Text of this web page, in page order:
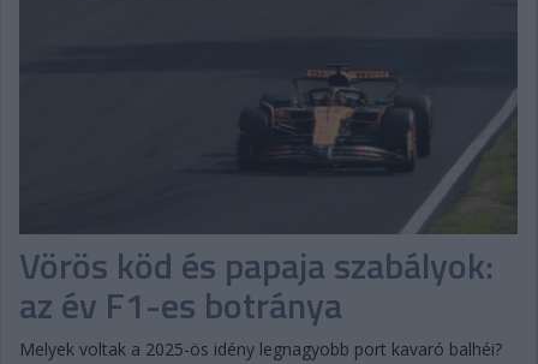
Vörös köd és papaja szabályok:
az év F1-es botránya
Melyek voltak a 2025-ös idény legnagyobb port kavaró balhéi?